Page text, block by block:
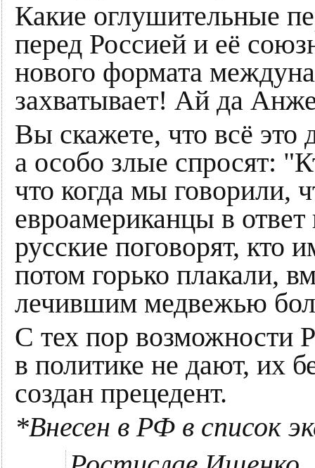
Какие оглушительные
перед Россией и её
нового формата
захватывает! Ай да
Вы скажете, что всё это
а особо злые спросят:
что когда мы говорили,
евроамериканцы в
русские поговорят, кто
потом горько плакали,
лечившим медвежью
С тех пор возможности
в политике не дают, их
создан прецедент.
*Внесен в РФ в список